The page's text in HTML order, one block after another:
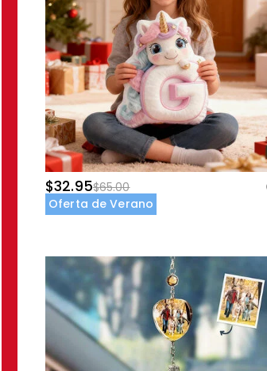
$32.95$65.00
Oferta de Verano